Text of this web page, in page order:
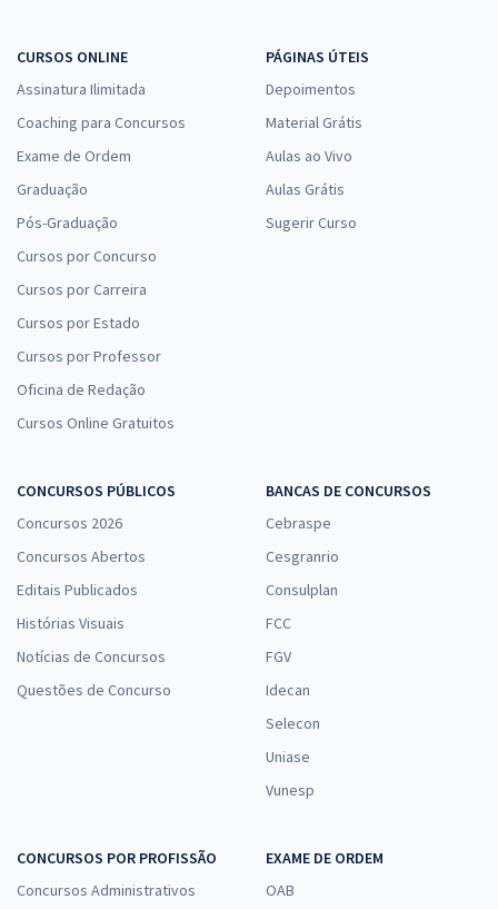
CURSOS ONLINE
Assinatura Ilimitada
Coaching para Concursos
Exame de Ordem
Graduação
Pós-Graduação
Cursos por Concurso
Cursos por Carreira
Cursos por Estado
Cursos por Professor
Oficina de Redação
Cursos Online Gratuitos
PÁGINAS ÚTEIS
Depoimentos
Material Grátis
Aulas ao Vivo
Aulas Grátis
Sugerir Curso
CONCURSOS PÚBLICOS
Concursos 2026
Concursos Abertos
Editais Publicados
Histórias Visuais
Notícias de Concursos
Questões de Concurso
BANCAS DE CONCURSOS
Cebraspe
Cesgranrio
Consulplan
FCC
FGV
Idecan
Selecon
Uniase
Vunesp
CONCURSOS POR PROFISSÃO
Concursos Administrativos
EXAME DE ORDEM
OAB